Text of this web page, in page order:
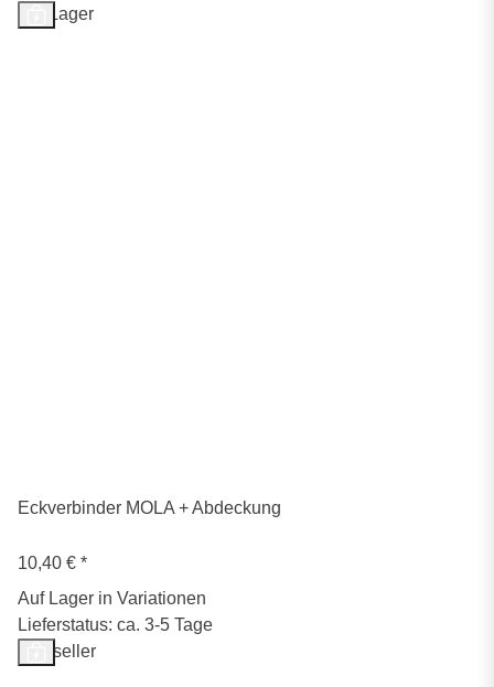
Auf Lager
Eckverbinder MOLA + Abdeckung
10,40 € *
Auf Lager in Variationen
Lieferstatus: ca. 3-5 Tage
Bestseller